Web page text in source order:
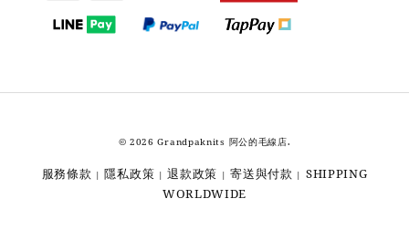
© 2026 Grandpaknits 阿公的毛線店.
服務條款 | 隱私政策 |退款政策 |寄送與付款 | SHIPPING
WORLDWIDE